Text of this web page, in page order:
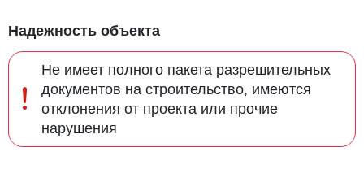
Надежность объекта
Не имеет полного пакета разрешительных
документов на строительство, имеются
отклонения от проекта или прочие
нарушения